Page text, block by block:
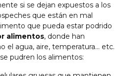
si se dejan expuestos a los
que están en mal
que pueda estar podrido
alimentos, donde han
el agua, aire, temperatura… etc.
pudren los alimentos: